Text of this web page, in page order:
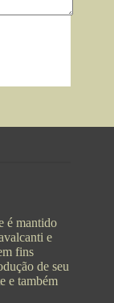
é mantido
e
fins
de seu
e também